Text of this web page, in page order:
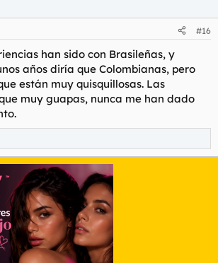
#16
han sido con Brasileñas, y
años diría que Colombianas, pero
están muy quisquillosas. Las
muy guapas, nunca me han dado